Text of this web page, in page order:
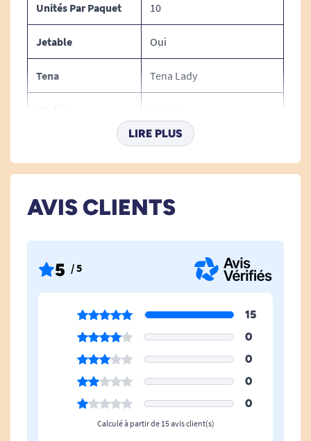
Unités Par Paquet 10
Jetable Oui
Tena Tena Lady
D'humidité
Non
Oui
LIRE PLUS
AVIS CLIENTS
5 / 5
15
0
0
0
0
Calculé à partir de 15 avis client(s)